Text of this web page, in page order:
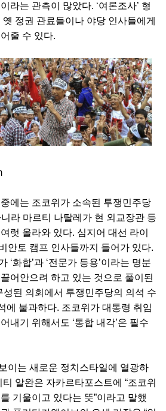
라는 관측이 많았다. ‘여론조사’ 형
정권 관료들이나 야당 인사들에게
줄 수 있다.
에는 조코위가 소속된 투쟁민주당
라 마르티 나탈레가 현 외교장관 등
럿 올라와 있다. 심지어 대선 라이
안토 캠프 인사들까지 들어가 있다.
‘화합’과 ‘전문가 등용’이라는 명분
어안으려 하고 있는 것으로 풀이된
성된 의회에서 투쟁민주당의 의석 수
에 불과하다. 조코위가 대통령 취임
내기 위해서도 ‘통합 내각’은 필수
이는 새로운 정치스타일에 열광하
알완은 자카르타포스트에 “조코위
기울이고 있다는 뜻”이라고 말했